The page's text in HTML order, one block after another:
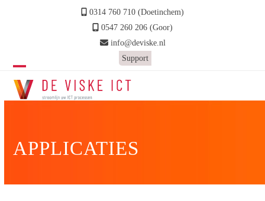
0314 760 710 (Doetinchem)
0547 260 206 (Goor)
info@deviske.nl
Support
Open
mobile
Close
mobile
APPLICATIES